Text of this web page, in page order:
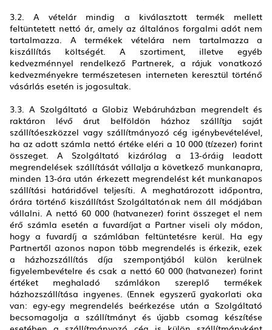
3.2. A vételár mindig a kiválasztott termék mellett
feltüntetett nettó ár, amely az általános forgalmi adót nem
tartalmazza. A termékek vételára nem tartalmazza a
kiszállítás költségét. A szortiment, illetve egyéb
kedvezménnyel rendelkező Partnerek, a rájuk vonatkozó
kedvezményekre természetesen interneten keresztül történő
vásárlás esetén is jogosultak.
3.3. A Szolgáltató a Globiz Webáruházban megrendelt és
raktáron lévő árut belföldön házhoz szállítja saját
szállítóeszközzel vagy szállítmányozó cég igénybevételével,
ha az adott számla nettó értéke eléri a 10 000 (tízezer) forint
összeget. A Szolgáltató kizárólag a 13-óráig leadott
megrendelések szállítását vállalja a következő munkanapra,
minden 13-óra után érkezett megrendelést két munkanapos
szállítási határidővel teljesíti. A meghatározott időpontra,
órára történő kiszállítást Szolgáltatónak nem áll módjában
vállalni. A nettó 60 000 (hatvanezer) forint összeget el nem
érő számla esetén a fuvardíjat a Partner viseli oly módon,
hogy a fuvardíj a számlában feltüntetésre kerül. Ha egy
Partnertől azonos napon több megrendelés is érkezik, ezek
a házhozszállítás díja szempontjából külön kerülnek
figyelembevételre és csak a nettó 60 000 (hatvanezer) forint
értéket meghaladó számlákon szereplő termékek
házhozszállítása ingyenes. (Ennek egyszerű gyakorlati oka
van: egy-egy megrendelés beérkezése után a Szolgáltató
becsomagolja a szállítmányt és újabb csomag készítése